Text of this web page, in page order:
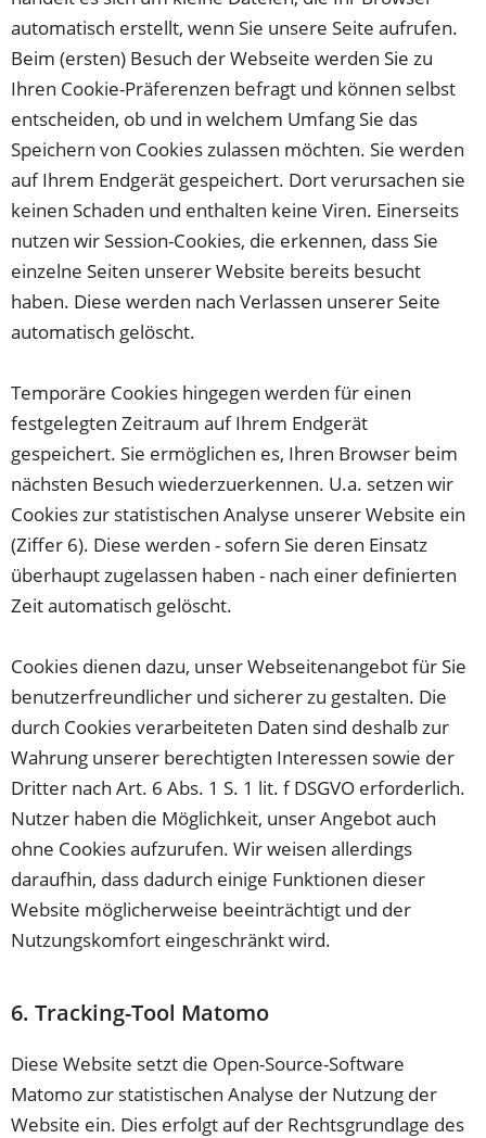
automatisch erstellt, wenn Sie unsere Seite aufrufen.
Beim (ersten) Besuch der Webseite werden Sie zu
Ihren Cookie-Präferenzen befragt und können selbst
entscheiden, ob und in welchem Umfang Sie das
Speichern von Cookies zulassen möchten. Sie werden
auf Ihrem Endgerät gespeichert. Dort verursachen sie
keinen Schaden und enthalten keine Viren. Einerseits
nutzen wir Session-Cookies, die erkennen, dass Sie
einzelne Seiten unserer Website bereits besucht
haben. Diese werden nach Verlassen unserer Seite
automatisch gelöscht.
Temporäre Cookies hingegen werden für einen
festgelegten Zeitraum auf Ihrem Endgerät
gespeichert. Sie ermöglichen es, Ihren Browser beim
nächsten Besuch wiederzuerkennen. U.a. setzen wir
Cookies zur statistischen Analyse unserer Website ein
(Ziffer 6). Diese werden - sofern Sie deren Einsatz
überhaupt zugelassen haben - nach einer definierten
Zeit automatisch gelöscht.
Cookies dienen dazu, unser Webseitenangebot für Sie
benutzerfreundlicher und sicherer zu gestalten. Die
durch Cookies verarbeiteten Daten sind deshalb zur
Wahrung unserer berechtigten Interessen sowie der
Dritter nach Art. 6 Abs. 1 S. 1 lit. f DSGVO erforderlich.
Nutzer haben die Möglichkeit, unser Angebot auch
ohne Cookies aufzurufen. Wir weisen allerdings
daraufhin, dass dadurch einige Funktionen dieser
Website möglicherweise beeinträchtigt und der
Nutzungskomfort eingeschränkt wird.
6. Tracking-Tool Matomo
Diese Website setzt die Open-Source-Software
Matomo zur statistischen Analyse der Nutzung der
Website ein. Dies erfolgt auf der Rechtsgrundlage des